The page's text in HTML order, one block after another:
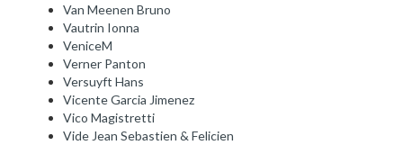
Van Meenen Bruno
Vautrin Ionna
VeniceM
Verner Panton
Versuyft Hans
Vicente Garcia Jimenez
Vico Magistretti
Vide Jean Sebastien & Felicien